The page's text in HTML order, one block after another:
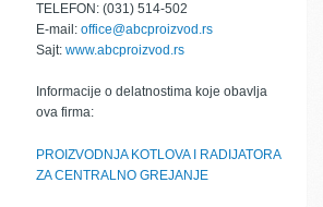
TELEFON: (031) 514-502
E-mail: office@abcproizvod.rs
Sajt: www.abcproizvod.rs
Informacije o delatnostima koje obavlja
ova firma:
PROIZVODNJA KOTLOVA I RADIJATORA
ZA CENTRALNO GREJANJE